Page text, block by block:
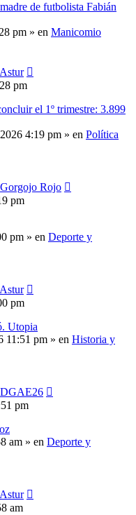
de futbolista Fabián
pm » en Manicomio
Astur
pm
el 1º trimestre: 3.899
4:19 pm » en Política
Gorgojo Rojo
pm
pm » en Deporte y
Astur
pm
Utopia
11:51 pm » en Historia y
DGAE26
pm
am » en Deporte y
Astur
am